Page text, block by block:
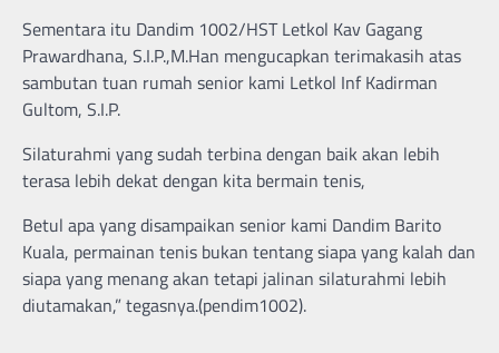
Sementara itu Dandim 1002/HST Letkol Kav Gagang
Prawardhana, S.I.P.,M.Han mengucapkan terimakasih atas
sambutan tuan rumah senior kami Letkol Inf Kadirman
Gultom, S.I.P.
Silaturahmi yang sudah terbina dengan baik akan lebih
terasa lebih dekat dengan kita bermain tenis,
Betul apa yang disampaikan senior kami Dandim Barito
Kuala, permainan tenis bukan tentang siapa yang kalah dan
siapa yang menang akan tetapi jalinan silaturahmi lebih
diutamakan,” tegasnya.(pendim1002).